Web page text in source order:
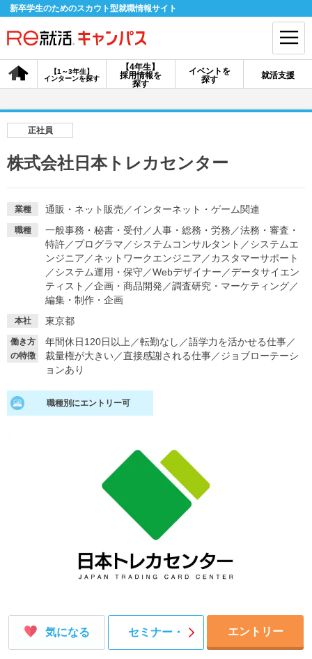
新卒学生のためのスカウト型就職情報サイト
【4年生】
採用情報を
探す
【1～3年生】
インターンを探す
イベントを
探す
就活支援
会員登録 ログイン
採用情報を探す
説明会を探す
インターンを探す
イベントを探す スカウト お知らせ
就活ノウハウ・サポート
就活支援
就活ノウハウが満載！
就活コラム
お役立ち記事・相談室など
適職診断
あなたに合う仕事を診断！
正社員
株式会社日本トレカセンター
業種 通販・ネット販売 ／インターネット・ゲーム関連
職種 一般事務・秘書・受付／ 人事・総務・労務 ／法務・審査・
特許／プログラマ ／システムコンサルタント ／システムエ
ンジニア ／ネットワークエンジニア ／カスタマーサポート
／システム運用・保守／Webデザイナー ／データサイエン
ティスト ／企画・商品開発 ／調査研究・マーケティング／
編集・制作・企画
本社 東京都
働き方
の特徴
年間休日120日以上 ／転勤なし ／語学力を活かせる仕事／
裁量権が大きい／直接感謝される仕事／ジョブローテーシ
ョンあり
職種別にエントリー可
気になる セミナー・ エントリー